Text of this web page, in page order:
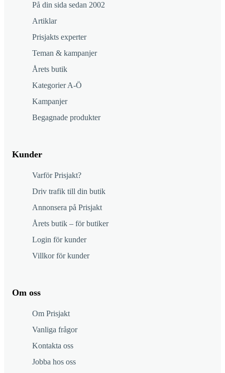
På din sida sedan 2002
Artiklar
Prisjakts experter
Teman & kampanjer
Årets butik
Kategorier A-Ö
Kampanjer
Begagnade produkter
Kunder
Varför Prisjakt?
Driv trafik till din butik
Annonsera på Prisjakt
Årets butik – för butiker
Login för kunder
Villkor för kunder
Om oss
Om Prisjakt
Vanliga frågor
Kontakta oss
Jobba hos oss